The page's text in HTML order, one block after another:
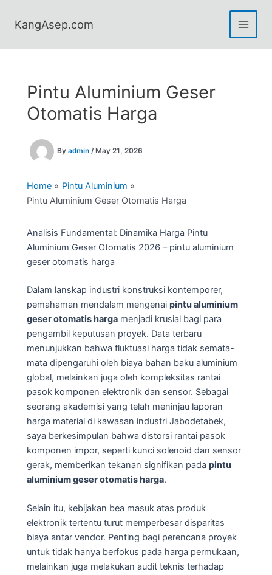
KangAsep.com
Pintu Aluminium Geser
Otomatis Harga
By admin / May 21, 2026
Home
Pintu Aluminium
Pintu Aluminium Geser Otomatis Harga
Analisis Fundamental: Dinamika Harga Pintu
Aluminium Geser Otomatis 2026 – pintu aluminium
geser otomatis harga
Dalam lanskap industri konstruksi kontemporer,
pemahaman mendalam mengenai pintu aluminium
geser otomatis harga menjadi krusial bagi para
pengambil keputusan proyek. Data terbaru
menunjukkan bahwa fluktuasi harga tidak semata-
mata dipengaruhi oleh biaya bahan baku aluminium
global, melainkan juga oleh kompleksitas rantai
pasok komponen elektronik dan sensor. Sebagai
seorang akademisi yang telah meninjau laporan
harga material di kawasan industri Jabodetabek,
saya berkesimpulan bahwa distorsi rantai pasok
komponen impor, seperti kunci solenoid dan sensor
gerak, memberikan tekanan signifikan pada pintu
aluminium geser otomatis harga.
Selain itu, kebijakan bea masuk atas produk
elektronik tertentu turut memperbesar disparitas
biaya antar vendor. Penting bagi perencana proyek
untuk tidak hanya berfokus pada harga permukaan,
melainkan juga melakukan audit teknis terhadap